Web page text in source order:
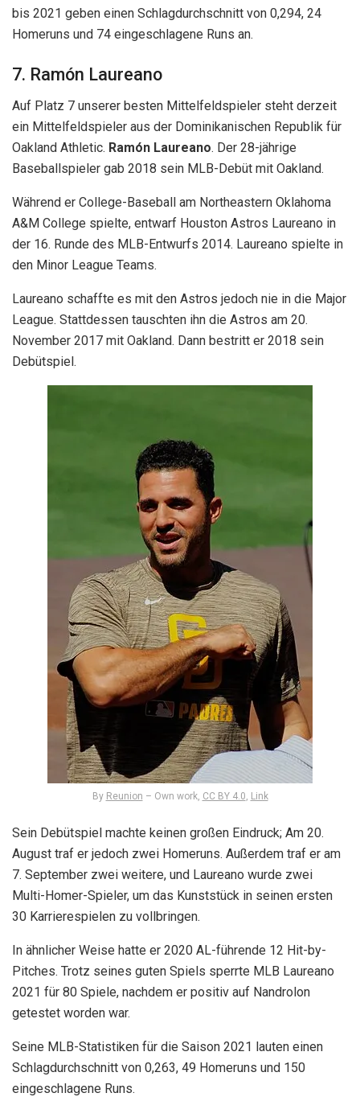
bis 2021 geben einen Schlagdurchschnitt von 0,294, 24
Homeruns und 74 eingeschlagene Runs an.
7. Ramón Laureano
Auf Platz 7 unserer besten Mittelfeldspieler steht derzeit
ein Mittelfeldspieler aus der Dominikanischen Republik für
Oakland Athletic. Ramón Laureano. Der 28-jährige
Baseballspieler gab 2018 sein MLB-Debüt mit Oakland.
Während er College-Baseball am Northeastern Oklahoma
A&M College spielte, entwarf Houston Astros Laureano in
der 16. Runde des MLB-Entwurfs 2014. Laureano spielte in
den Minor League Teams.
Laureano schaffte es mit den Astros jedoch nie in die Major
League. Stattdessen tauschten ihn die Astros am 20.
November 2017 mit Oakland. Dann bestritt er 2018 sein
Debütspiel.
By Reunion – Own work, CC BY 4.0 Link
Sein Debütspiel machte keinen großen Eindruck; Am 20.
August traf er jedoch zwei Homeruns. Außerdem traf er am
7. September zwei weitere, und Laureano wurde zwei
Multi-Homer-Spieler, um das Kunststück in seinen ersten
30 Karrierespielen zu vollbringen.
In ähnlicher Weise hatte er 2020 AL-führende 12 Hit-by-
Pitches. Trotz seines guten Spiels sperrte MLB Laureano
2021 für 80 Spiele, nachdem er positiv auf Nandrolon
getestet worden war.
Seine MLB-Statistiken für die Saison 2021 lauten einen
Schlagdurchschnitt von 0,263, 49 Homeruns und 150
eingeschlagene Runs.